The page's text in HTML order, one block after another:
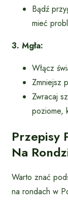
Bądź
mieć
3. Mgła:
Włącz
Zmniejsz
Zwracaj
poziome,
Przepisy
Na
Warto znać
na rondach w